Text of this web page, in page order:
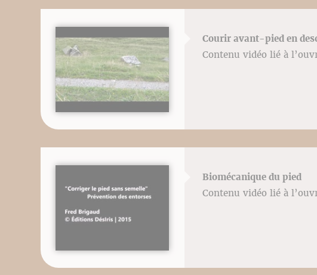
Courir avant-pied en
Contenu vidéo lié à
Biomécanique du pied
Contenu vidéo lié à